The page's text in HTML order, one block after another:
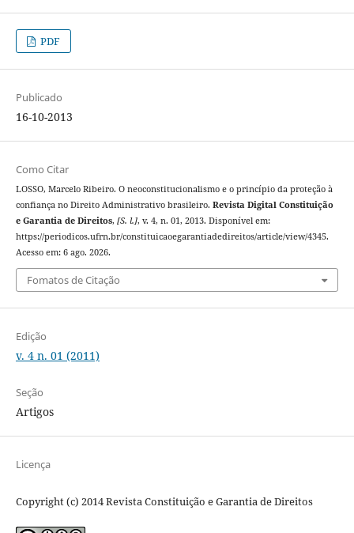
PDF
Publicado
16-10-2013
Como Citar
LOSSO, Marcelo Ribeiro. O neoconstitucionalismo e o princípio da proteção à
confiança no Direito Administrativo brasileiro. Revista Digital Constituição
e Garantia de Direitos, [S. l.], v. 4, n. 01, 2013. Disponível em:
https://periodicos.ufrn.br/constituicaoegarantiadedireitos/article/view/4345.
Acesso em: 6 ago. 2026.
Fomatos de Citação
Edição
v. 4 n. 01 (2011)
Seção
Artigos
Licença
Copyright (c) 2014 Revista Constituição e Garantia de Direitos